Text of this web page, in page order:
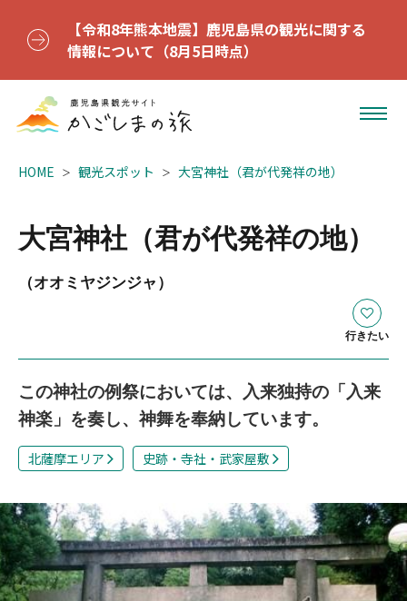
【令和8年熊本地震】鹿児島県の観光に関する
情報について（8月5日時点）
HOME 観光スポット 大宮神社（君が代発祥の地）
大宮神社（君が代発祥の地）
（オオミヤジンジャ）
行きたい
この神社の例祭においては、入来独持の「入来
神楽」を奏し、神舞を奉納しています。
北薩摩エリア 史跡・寺社・武家屋敷